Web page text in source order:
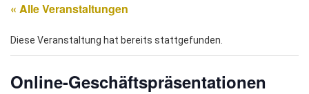
« Alle Veranstaltungen
Diese Veranstaltung hat bereits stattgefunden.
Online-Geschäftspräsentationen